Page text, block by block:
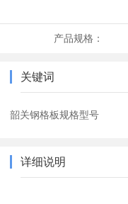
产品规格：
关键词
韶关钢格板规格型号
详细说明